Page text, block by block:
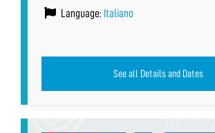
Language: Italiano
See all Details and Dates